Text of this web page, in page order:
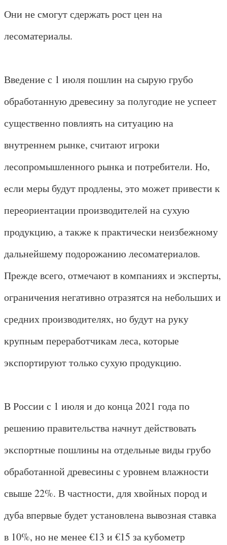
Они не смогут сдержать рост цен на
лесоматериалы.
Введение с 1 июля пошлин на сырую грубо
обработанную древесину за полугодие не успеет
существенно повлиять на ситуацию на
внутреннем рынке, считают игроки
лесопромышленного рынка и потребители. Но,
если меры будут продлены, это может привести к
переориентации производителей на сухую
продукцию, а также к практически неизбежному
дальнейшему подорожанию лесоматериалов.
Прежде всего, отмечают в компаниях и эксперты,
ограничения негативно отразятся на небольших и
средних производителях, но будут на руку
крупным переработчикам леса, которые
экспортируют только сухую продукцию.
В России с 1 июля и до конца 2021 года по
решению правительства начнут действовать
экспортные пошлины на отдельные виды грубо
обработанной древесины с уровнем влажности
свыше 22%. В частности, для хвойных пород и
дуба впервые будет установлена вывозная ставка
в 10%, но не менее €13 и €15 за кубометр